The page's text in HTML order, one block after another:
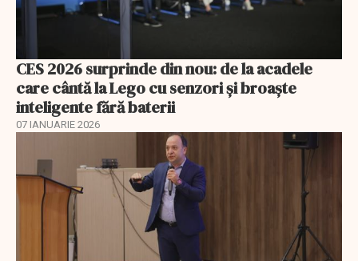
CES 2026 surprinde din nou: de la acadele
care cântă la Lego cu senzori și broaște
inteligente fără baterii
07 IANUARIE 2026